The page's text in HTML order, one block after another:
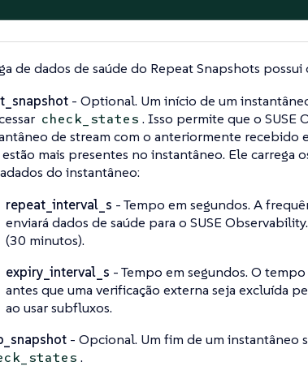
de dados de saúde do Repeat Snapshots
- Optional. Um início de um
check_states . Isso permite que o SUSE
de stream com o anteriormente recebido
mais presentes no instantâneo. Ele carrega
do instantâneo:
repeat_interval_s - Tempo em segundos. A
enviará dados de saúde para o SUSE
(30 minutos).
expiry_interval_s - Tempo em segundos. O
antes que uma verificação externa seja excluída
ao usar subfluxos.
- Opcional. Um fim de um instantâneo
.